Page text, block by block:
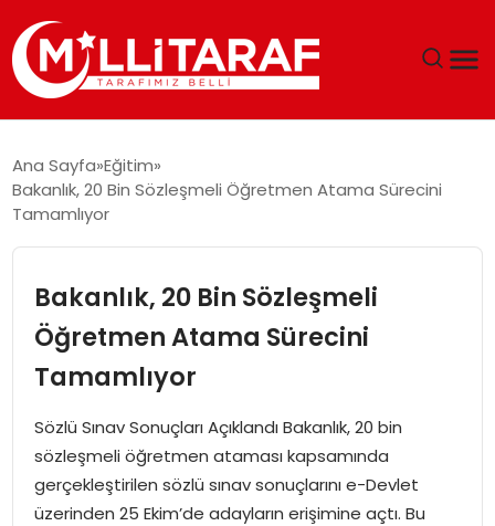
ÖZEL SAYFALAR
EKONOMI
SPOR
SIYASET
MAGAZIN
Ana Sayfa Eğitim
Bakanlık, 20 Bin Sözleşmeli Öğretmen Atama Sürecini
Tamamlıyor
Bakanlık, 20 Bin Sözleşmeli
Öğretmen Atama Sürecini
Tamamlıyor
Sözlü Sınav Sonuçları Açıklandı Bakanlık, 20 bin
sözleşmeli öğretmen ataması kapsamında
gerçekleştirilen sözlü sınav sonuçlarını e-Devlet
üzerinden 25 Ekim’de adayların erişimine açtı. Bu